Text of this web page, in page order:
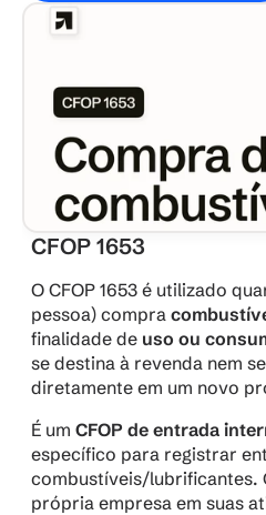
CFOP 1653
O CFOP 1653 é utilizado
pessoa) compra
finalidade de uso ou
se destina à revenda nem
diretamente em um novo
É um CFOP de entrada
específico para registrar
combustíveis/lubrificantes.
própria empresa em suas